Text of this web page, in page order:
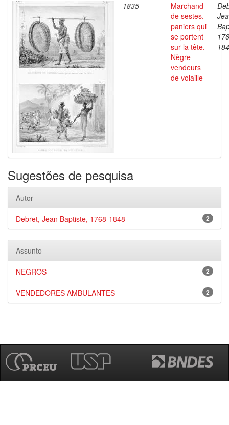
1835
Marchand
de sestes,
paniers qui
se portent
sur la tête.
Nègre
vendeurs
de volaille
Sugestões de pesquisa
Autor
2
Debret, Jean Baptiste, 1768-1848
Assunto
2
NEGROS
2
VENDEDORES AMBULANTES